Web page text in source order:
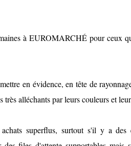
à EUROMARCHÉ pour ceux
en évidence, en tête de
alléchants par leurs couleurs et
superflus, surtout s'il y a des